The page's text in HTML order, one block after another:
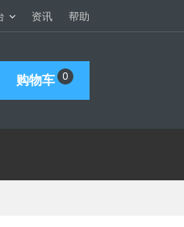
资讯 帮助
购物车 0